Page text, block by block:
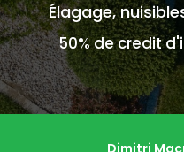
Élagage,
50% de credit